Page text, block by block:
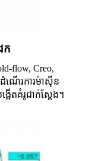
ក
flow, Creo,
ដំណើរការម៉ាស៊ីន
ើតគំរូជាក់ស្តែង។